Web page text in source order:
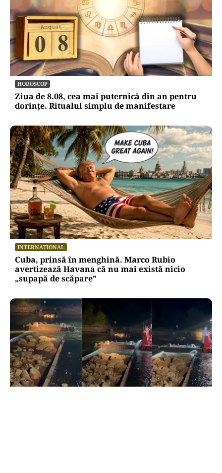
HOROSCOP
Ziua de 8.08, cea mai puternică din an pentru
dorințe. Ritualul simplu de manifestare
INTERNAȚIONAL
Cuba, prinsă în menghină. Marco Rubio
avertizează Havana că nu mai există nicio
„supapă de scăpare”